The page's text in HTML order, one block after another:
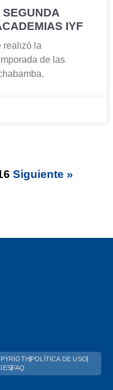
IYF
realizó la
de las
Siguiente »
POLÍTICA DE USO
FAQ